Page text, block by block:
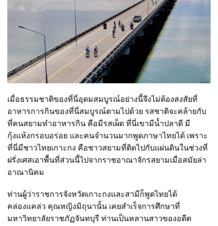
เมื่อธรรมชาติของที่นี่อุดมสมบูรณ์อย่างนี้จึงไม่ต้องสงสัยที่
อาหารการกินของที่นี่สมบูรณ์ตามไปด้วย รสชาติจะคล้ายกับ
ที่คนสยามทำอาหารกิน คือมีรสเผ็ด ที่นี่เขามีน้ำปลาดี มี
กุ้งแห้งกรอบอร่อย และคนจำนวนมากพูดภาษาไทยได้ เพราะ
ที่นี่มีชาวไทยเกาะกง คือชาวสยามที่ติดไปกับแผ่นดินในช่วงที่
ฝรั่งเศสเอาพื้นที่ส่วนนี้ไปจากราชอาณาจักรสยามเมื่อสมัยล่า
อาณานิคม
ท่านผู้ว่าราชการจังหวัดเกาะกงและสามีก็พูดไทยได้
คล่องแคล่ว คุณหญิงมิถุนานั้น เคยสำเร็จการศึกษาที่
มหาวิทยาลัยราชภัฏจันทบุรี ท่านเป็นหลานสาวของอดีต